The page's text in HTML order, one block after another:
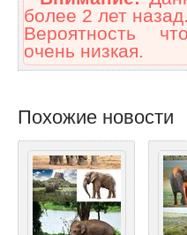
более 2 лет назад.
Вероятность
очень низкая.
Похожие новости